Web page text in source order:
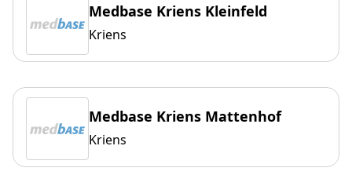
Medbase Kriens Kleinfeld
Kriens
Medbase Kriens Mattenhof
Kriens